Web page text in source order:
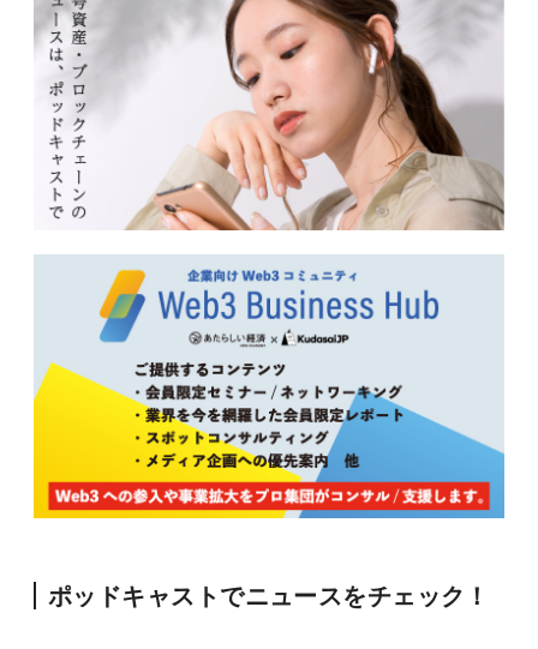
ポッドキャストでニュースをチェック！